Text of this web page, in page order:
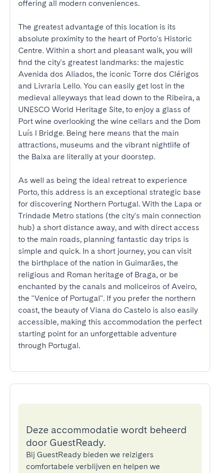
offering all modern conveniences.
The greatest advantage of this location is its
absolute proximity to the heart of Porto's Historic
Centre. Within a short and pleasant walk, you will
find the city's greatest landmarks: the majestic
Avenida dos Aliados, the iconic Torre dos Clérigos
and Livraria Lello. You can easily get lost in the
medieval alleyways that lead down to the Ribeira, a
UNESCO World Heritage Site, to enjoy a glass of
Port wine overlooking the wine cellars and the Dom
Luís I Bridge. Being here means that the main
attractions, museums and the vibrant nightlife of
the Baixa are literally at your doorstep.
As well as being the ideal retreat to experience
Porto, this address is an exceptional strategic base
for discovering Northern Portugal. With the Lapa or
Trindade Metro stations (the city's main connection
hub) a short distance away, and with direct access
to the main roads, planning fantastic day trips is
simple and quick. In a short journey, you can visit
the birthplace of the nation in Guimarães, the
religious and Roman heritage of Braga, or be
enchanted by the canals and moliceiros of Aveiro,
the "Venice of Portugal". If you prefer the northern
coast, the beauty of Viana do Castelo is also easily
accessible, making this accommodation the perfect
starting point for an unforgettable adventure
through Portugal.
Deze accommodatie wordt beheerd
door GuestReady.
Bij GuestReady bieden we reizigers
comfortabele verblijven en helpen we